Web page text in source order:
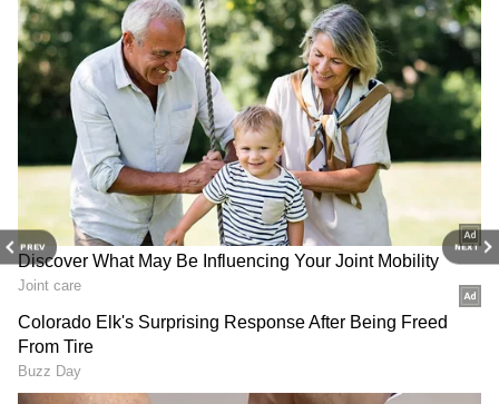
PREV NEXT
அப்படி இவர் போடும் அனைத்து
போஸ்டுகளுக்குமே நெட்டிசன்கள்,
தங்களுடைய கருத்தை தெரிவித்து
லைக்குகளை குவித்து வருகிறார்கள்.
குறிப்பாக தனுஷை பிரிந்த பின்னர்
ஐஸ்வர்யா அதிகம் ஆன்மீகத்தில் கவனம்
செலுத்தி வருவதையும், மீண்டும் படம்
இயக்கும் பணிகளை கையில்
எடுத்துள்ளதும் அனைவரும் அறிந்ததே.
மேலும் செய்திகள்:
கூட... கவர்ச்சிக்கு குறைவில்லாமல்